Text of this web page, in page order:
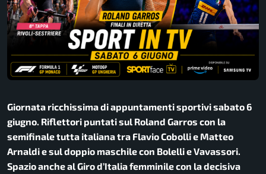
Giornata ricchissima di appuntamenti sportivi sabato 6
giugno. Riflettori puntati sul Roland Garros con la
semifinale tutta italiana tra Flavio Cobolli e Matteo
Arnaldi e sul doppio maschile con Bolelli e Vavassori.
Spazio anche al Giro d’Italia femminile con la decisiva